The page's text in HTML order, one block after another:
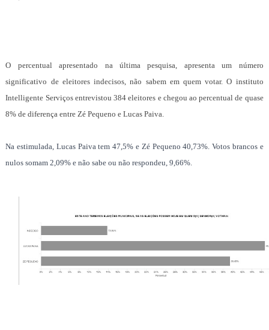
O percentual apresentado na última pesquisa, apresenta um número
significativo de eleitores indecisos, não sabem em quem votar. O instituto
Intelligente Serviços entrevistou 384 eleitores e chegou ao percentual de quase
8% de diferença entre Zé Pequeno e Lucas Paiva.
Na estimulada, Lucas Paiva tem 47,5% e Zé Pequeno 40,73%. Votos brancos e
nulos somam 2,09% e não sabe ou não respondeu, 9,66%.